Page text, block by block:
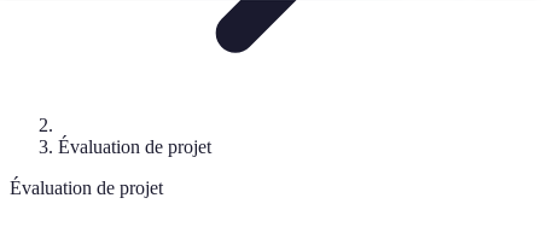
Évaluation de projet
Évaluation de projet